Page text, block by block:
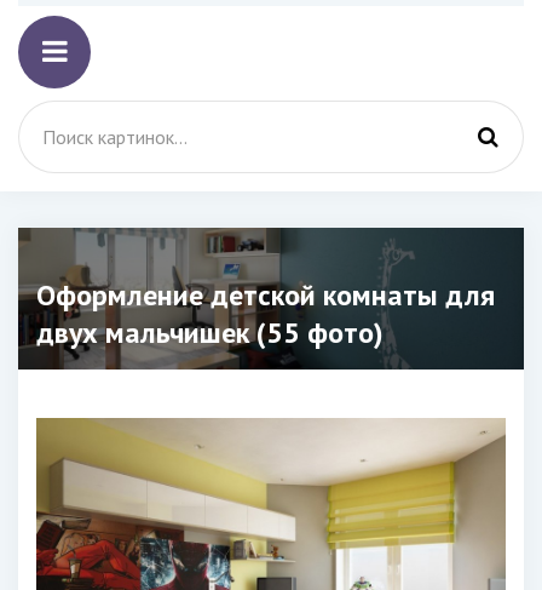
Оформление детской комнаты для
двух мальчишек (55 фото)